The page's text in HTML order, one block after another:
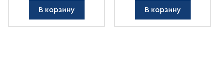
В корзину В корзину